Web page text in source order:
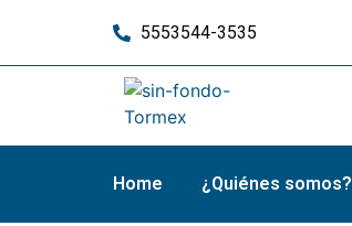
5553544-3535
Home ¿Quiénes somos?